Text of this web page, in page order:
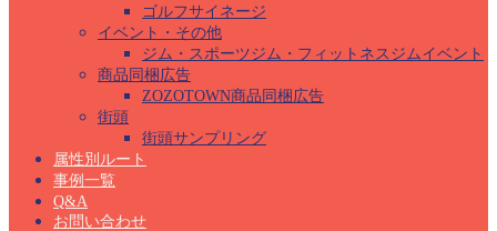
ゴルフサイネージ
イベント・その他
ジム・スポーツジム・フィットネスジムイベント
商品同梱広告
ZOZOTOWN商品同梱広告
街頭
街頭サンプリング
属性別ルート
事例一覧
Q&A
お問い合わせ